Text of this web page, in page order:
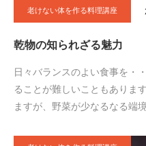
老けない体を作る料理講座
乾物の知られざる魅力
日々バランスのよい食事を・
ることが難しいこともありま
ますが、野菜が少なるなる端